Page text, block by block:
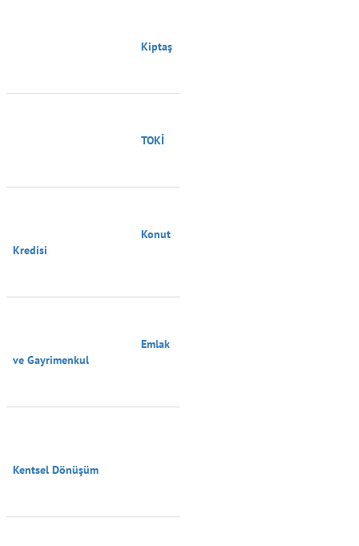
Kredisi
ve Gayrimenkul
Kentsel Dönüşüm